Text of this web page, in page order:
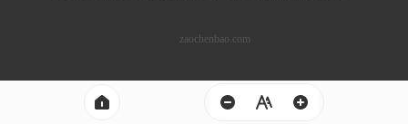
zaochenbao.com